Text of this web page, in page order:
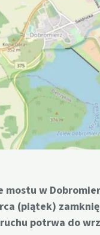
mostu w
(piątek)
potrwa do